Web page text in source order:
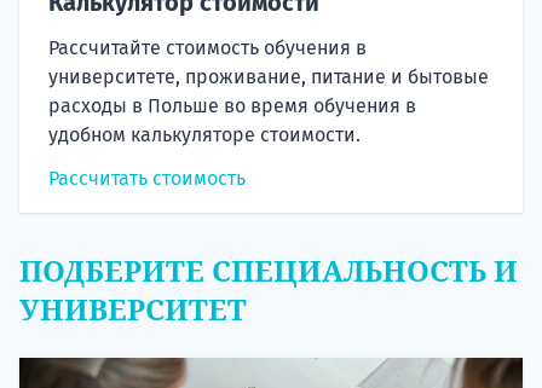
Рассчитайте стоимость обучения в
университете, проживание, питание и бытовые
расходы в Польше во время обучения в
удобном калькуляторе стоимости.
Рассчитать стоимость
ПОДБЕРИТЕ СПЕЦИАЛЬНОСТЬ И
УНИВЕРСИТЕТ